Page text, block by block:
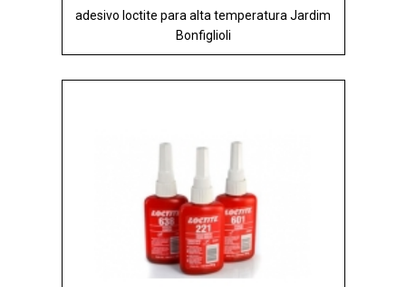
adesivo loctite para alta temperatura Jardim
Bonfiglioli